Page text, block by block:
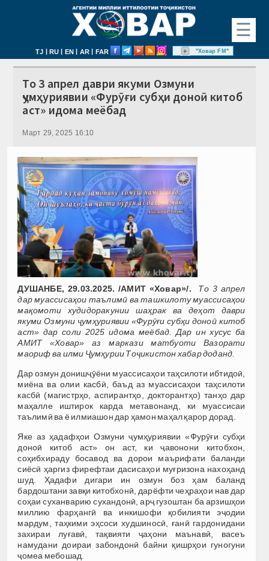
☰
TJ | RU | EN | AR | FAR "Ховар FM"
То 3 апрел даври якуми Озмуни
ҷумҳуриявии «Фурӯғи субҳи доноӣ китоб
аст» идома меёбад
Март 29, 2025 16:10
ДУШАНБЕ, 29.03.2025. /АМИТ «Ховар»/.
То 3 апрел
дар муассисаҳои таълимӣ ва ташкилоту муассисаҳои
мақомоти худидоракунии шаҳрак ва деҳот даври
якуми Озмуни ҷумҳуриявии «Фурӯғи субҳи доноӣ китоб
аст» дар соли 2025 идома меёбад. Дар ин хусус ба
АМИТ «Ховар» аз маркази матбуоти Вазорати
маориф ва илми Ҷумҳурии Тоҷикистон хабар доданд.
Дар озмун донишҷӯёни муассисаҳои таҳсилоти ибтидоӣ,
миёна ва олии касбӣ, баъд аз муассисаҳои таҳсилоти
касбӣ (магистрҳо, аспирантҳо, докторантҳо) танҳо дар
маҳалле иштирок карда метавонанд, ки муассисаи
таълимӣ ва ё илмиашон дар ҳамон маҳал қарор дорад.
Яке аз ҳадафҳои Озмуни ҷумҳуриявии «Фурӯғи субҳи
доноӣ китоб аст» он аст, ки ҷавонони китобхон,
соҳибхираду босавод ва дорои маърифати баланди
сиёсӣ ҳаргиз фирефтаи дасисаҳои муғризона нахоҳанд
шуд. Ҳадафи дигари ин озмун боз ҳам баланд
бардоштани завқи китобхонӣ, дарёфти чеҳраҳои нав дар
соҳаи суханварию сухандонӣ, арҷ гузоштан ба арзишҳои
миллию фарҳангӣ ва инкишофи қобилияти эҷодии
мардум, таҳкими эҳсоси худшиносӣ, ғанӣ гардонидани
захираи луғавӣ, тақвияти ҷаҳони маънавӣ, васеъ
намудани доираи забондонӣ байни қишрҳои гуногуни
ҷомеа мебошад.